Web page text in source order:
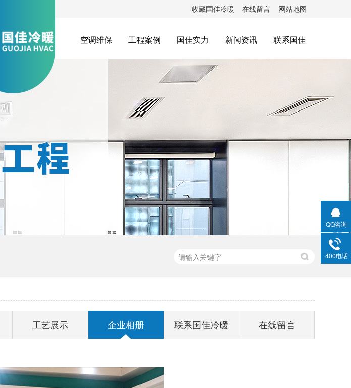
收藏国佳冷暖 在线留言 网站地图
空调维保 工程案例 国佳实力 新闻资讯 联系国佳
工艺展示 企业相册 联系国佳冷暖 在线留言
QQ咨询
400电话